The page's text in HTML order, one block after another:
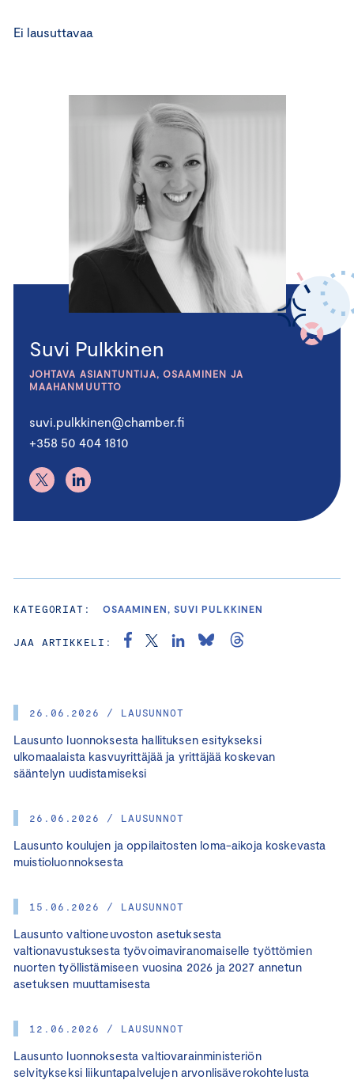
26.06.2026 / LAUSUNNOT
Lausunto luonnoksesta hallituksen esitykseksi
ulkomaalaista kasvuyrittäjää ja yrittäjää koskevan
sääntelyn uudistamiseksi
26.06.2026 / LAUSUNNOT
Lausunto koulujen ja oppilaitosten loma-aikoja koskevasta
muistioluonnoksesta
15.06.2026 / LAUSUNNOT
Lausunto valtioneuvoston asetuksesta
valtionavustuksesta työvoimaviranomaiselle työttömien
nuorten työllistämiseen vuosina 2026 ja 2027 annetun
asetuksen muuttamisesta
12.06.2026 / LAUSUNNOT
Lausunto luonnoksesta valtiovarainministeriön
selvitykseksi liikuntapalvelujen arvonlisäverokohtelusta
Ei lausuttavaa
Suvi Pulkkinen
JOHTAVA ASIANTUNTIJA, OSAAMINEN JA
MAAHANMUUTTO
suvi.pulkkinen@chamber.fi
+358 50 404 1810
KATEGORIAT: OSAAMINEN, SUVI PULKKINEN
JAA ARTIKKELI: